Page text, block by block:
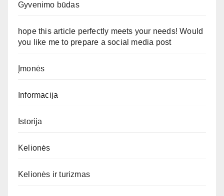
Gyvenimo būdas
hope this article perfectly meets your needs! Would
you like me to prepare a social media post
Įmonės
Informacija
Istorija
Kelionės
Kelionės ir turizmas